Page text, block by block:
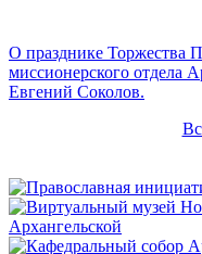
О празднике Торжества
миссионерского отдела
Евгений Соколов.